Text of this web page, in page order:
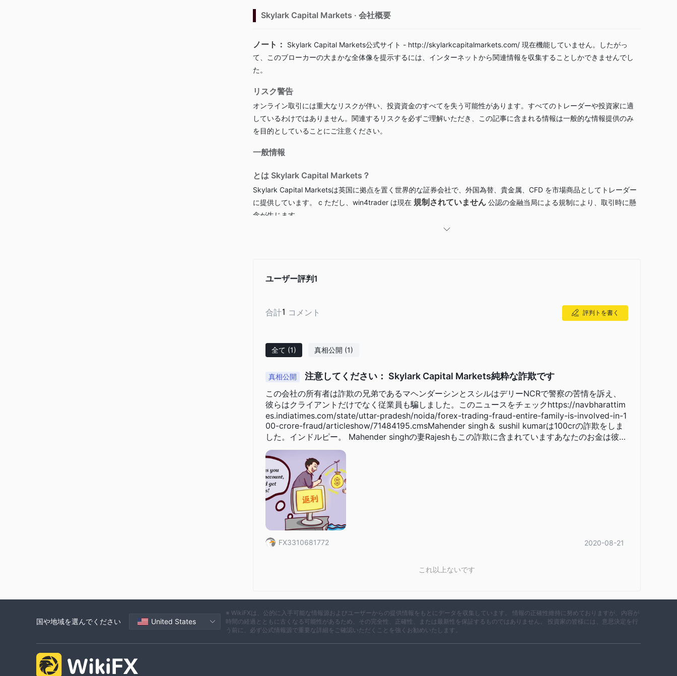
Skylark Capital Markets · 会社概要
ノート： Skylark Capital Markets公式サイト - http://skylarkcapitalmarkets.com/ 現在機能していません。したがっ
て、このブローカーの大まかな全体像を提示するには、インターネットから関連情報を収集することしかできませんでし
た。
リスク警告
オンライン取引には重大なリスクが伴い、投資資金のすべてを失う可能性があります。すべてのトレーダーや投資家に適
しているわけではありません。関連するリスクを必ずご理解いただき、この記事に含まれる情報は一般的な情報提供のみ
を目的としていることにご注意ください。
一般情報
とは Skylark Capital Markets？
Skylark Capital Marketsは英国に拠点を置く世界的な証券会社で、外国為替、貴金属、CFD を市場商品としてトレーダー
に提供しています。 c ただし、win4trader は現在 規制されていません 公認の金融当局による規制により、取引時に懸
念が生じます。
次の記事では、このブローカーの特徴をさまざまな側面から分析し、シンプルで整理された情報を提供します。ご興味が
長所短所
代わりのブローカーはたくさんあります Skylark Capital Marketsトレーダーの特定のニーズや好みに応じて異なります。
ローカーです。
力のある取引条件を提供する信頼できるブローカーであり、シームレスな取引体験を求める初心者と経験豊富なトレーダ
都市インデックス- City Index は、使いやすいプラットフォームと幅広い取引手段を備えた確立されたブローカーであ
り、あらゆるレベルのトレーダーにとって確実な選択肢となっています。
最終的に、個人トレーダーにとって最適なブローカーは、そのトレーダー特有の取引スタイル、好み、ニーズによって異
なります。
は Skylark Capital Markets安全ですか、それとも詐欺ですか？
のような仲介業者の安全性を考えると、 Skylark Capital Marketsまたは他のプラットフォームを使用する場合は、徹底的
な調査を実施し、さまざまな要素を考慮することが重要です。仲介業者の信頼性と安全性を評価するために実行できるい
くつかの手順を次に示します。
規制対象: それは規制されていません
るという保証はありません。さらに、ブローカーの公式ウェブサイトにアクセスできず、取引プラットフォームが逃亡し
た可能性があることを示しています。これらにより、投資は危険になります。
ユーザーからのフィードバック: WikiFX での詐欺の報告
今のところ、インターネット上でこのブローカーのセキュリティ対策に関する情報は見つかりませ
最終的には取引するかどうかの決定 Skylark Capital Markets個人的なものです。決定を下す前に、リスクとメリットを慎
重に比較検討する必要があります。
市場手段
ユーザー評判1
合計1 コメント 評判トを書く
全て (1) 真相公開 (1)
真相公開 注意してください： Skylark Capital Markets純粋な詐欺です
この会社の所有者は詐欺の兄弟であるマヘンダーシンとスシルはデリーNCRで警察の苦情を訴え、
彼らはクライアントだけでなく従業員も騙しました。このニュースをチェックhttps://navbharattim
es.indiatimes.com/state/uttar-pradesh/noida/forex-trading-fraud-entire-family-is-involved-in-1
00-crore-fraud/articleshow/71484195.cmsMahender singh＆ sushil kumarは100crの詐欺をしま
した。インドルピー。 Mahender singhの妻Rajeshもこの詐欺に含まれていますあなたのお金は彼ら
の手で安全ではありません。どちらも詐欺と詐欺師です。私は苦労して稼いだお金を投資しました。
彼らは私に150000 Rsで毎月5％の利益をもたらすと約束しました。預金。しかし、2か月後、彼ら
は私にintrestとprincipalを支払いませんでした。そのオフィスはNoidaセクター18にあり、その後、
マヘンダーがドバイに移動して詐欺を開始しました。彼らは11月18日から1月19日の間に多くのウェ
ブサイトを作成しました彼らの会社でお金を稼いだら、そうでなければあなたはそれをすべて失うで
しょう。私はここにいるので、人々が再びだまされないように注意してください。
FX3310681772 2020-08-21
これ以上ないです
国や地域を選んでください United States
※ WikiFXは、公的に入手可能な情報源およびユーザーからの提供情報をもとにデータを収集しています。 情報の正確性維持に努めておりますが、内容が
時間の経過とともに古くなる可能性があるため、その完全性、正確性、または最新性を保証するものではありません。 投資家の皆様には、意思決定を行
う前に、必ず公式情報源で重要な詳細をご確認いただくことを強くお勧めいたします。